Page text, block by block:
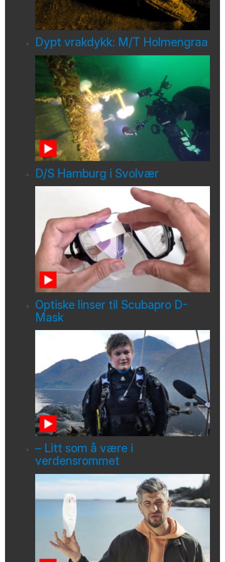
Dypt vrakdykk: M/T Holmengraa
D/S Hamburg i Svolvær
Optiske linser til Scubapro D-
Mask
– Litt som å være i
verdensrommet